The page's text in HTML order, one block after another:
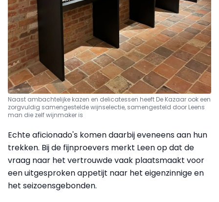
Naast ambachtelijke kazen en delicatessen heeft De Kazaar ook een
zorgvuldig samengestelde wijnselectie, samengesteld door Leens
man die zelf wijnmaker is
Echte aficionado's komen daarbij eveneens aan hun
trekken. Bij de fijnproevers merkt Leen op dat de
vraag naar het vertrouwde vaak plaatsmaakt voor
een uitgesproken appetijt naar het eigenzinnige en
het seizoensgebonden.